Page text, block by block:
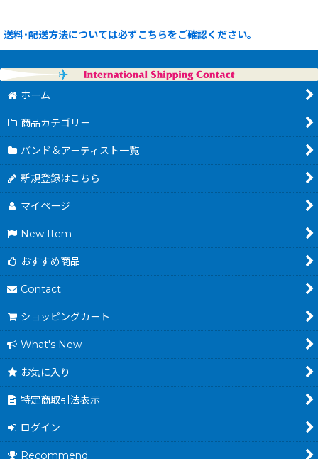
送料･配送方法については必ずこちらをご確認ください。
ホーム
商品カテゴリー
バンド＆アーティスト一覧
新規登録はこちら
マイページ
New Item
おすすめ商品
Contact
ショッピングカート
What's New
お気に入り
特定商取引法表示
ログイン
Recommend